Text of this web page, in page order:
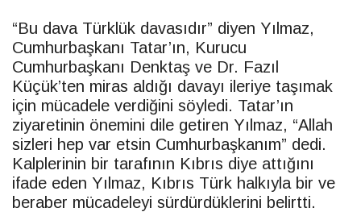
“Bu dava Türklük davasıdır” diyen Yılmaz,
Cumhurbaşkanı Tatar’ın, Kurucu
Cumhurbaşkanı Denktaş ve Dr. Fazıl
Küçük’ten miras aldığı davayı ileriye taşımak
için mücadele verdiğini söyledi. Tatar’ın
ziyaretinin önemini dile getiren Yılmaz, “Allah
sizleri hep var etsin Cumhurbaşkanım” dedi.
Kalplerinin bir tarafının Kıbrıs diye attığını
ifade eden Yılmaz, Kıbrıs Türk halkıyla bir ve
beraber mücadeleyi sürdürdüklerini belirtti.